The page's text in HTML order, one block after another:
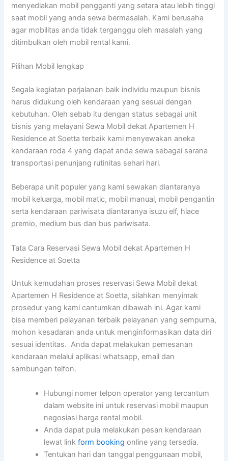
menyediakan mobil pengganti yang setara atau lebih tinggi
saat mobil yang anda sewa bermasalah. Kami berusaha
agar mobilitas anda tidak terganggu oleh masalah yang
ditimbulkan oleh mobil rental kami.
Pilihan Mobil lengkap
Segala kegiatan perjalanan baik individu maupun bisnis
harus didukung oleh kendaraan yang sesuai dengan
kebutuhan. Oleh sebab itu dengan status sebagai unit
bisnis yang melayani Sewa Mobil dekat Apartemen H
Residence at Soetta terbaik kami menyewakan aneka
kendaraan roda 4 yang dapat anda sewa sebagai sarana
transportasi penunjang rutinitas sehari hari.
Beberapa unit populer yang kami sewakan diantaranya
mobil keluarga, mobil matic, mobil manual, mobil pengantin
serta kendaraan pariwisata diantaranya isuzu elf, hiace
premio, medium bus dan bus pariwisata.
Tata Cara Reservasi Sewa Mobil dekat Apartemen H
Residence at Soetta
Untuk kemudahan proses reservasi Sewa Mobil dekat
Apartemen H Residence at Soetta, silahkan menyimak
prosedur yang kami cantumkan dibawah ini. Agar kami
bisa memberi pelayanan terbaik pelayanan yang sempurna,
mohon kesadaran anda untuk menginformasikan data diri
sesuai identitas. Anda dapat melakukan pemesanan
kendaraan melalui aplikasi whatsapp, email dan
sambungan telfon.
Hubungi nomer telpon operator yang tercantum
dalam website ini untuk reservasi mobil maupun
negosiasi harga rental mobil.
Anda dapat pula melakukan pesan kendaraan
lewat linkform booking online yang tersedia.
Tentukan hari dan tanggal penggunaan mobil,